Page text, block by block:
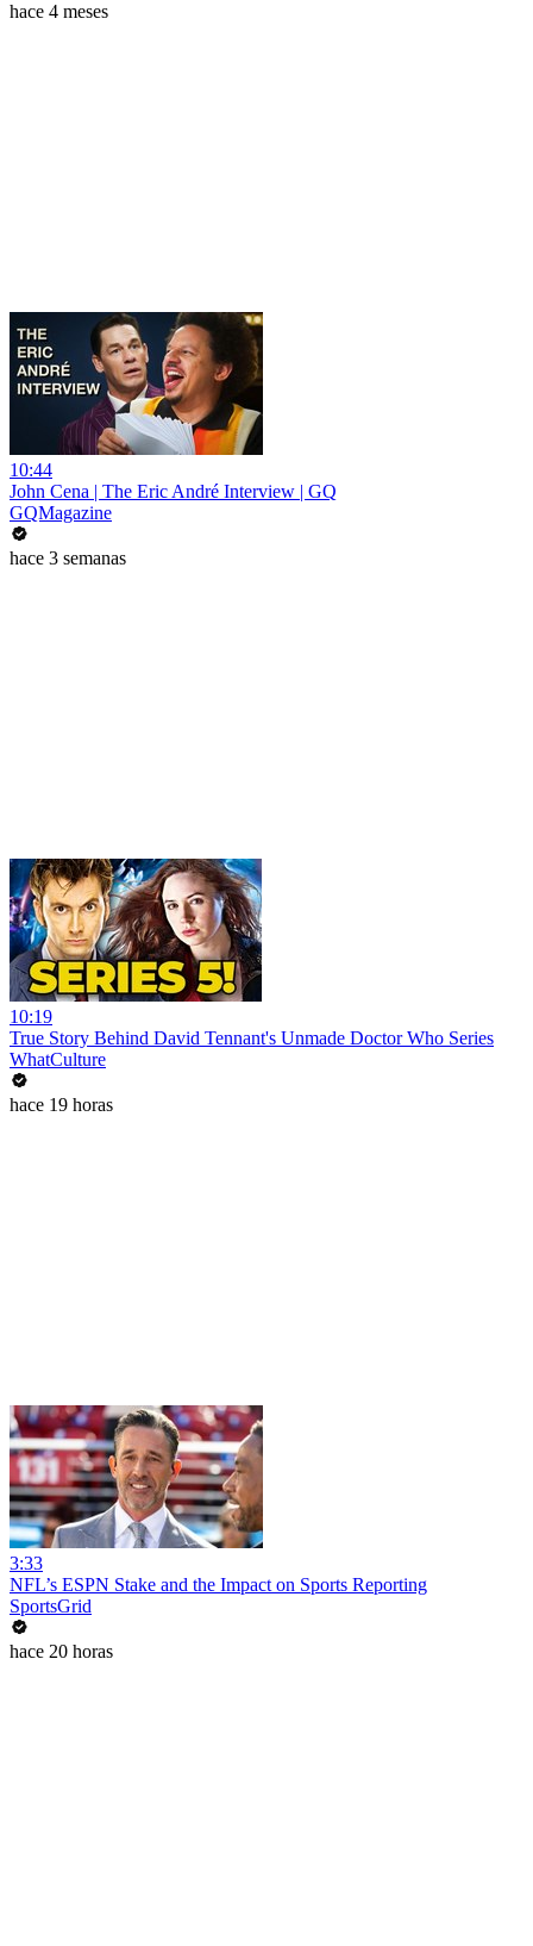
hace 4 meses
10:44
John Cena | The Eric André Interview | GQ
GQMagazine
hace 3 semanas
10:19
True Story Behind David Tennant's Unmade Doctor Who Series
WhatCulture
hace 19 horas
3:33
NFL’s ESPN Stake and the Impact on Sports Reporting
SportsGrid
hace 20 horas